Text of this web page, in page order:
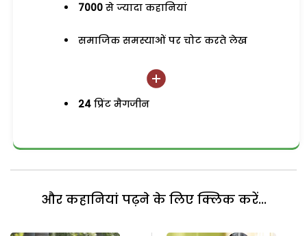
7000 से ज्यादा कहानियां
समाजिक समस्याओं पर चोट करते लेख
24 प्रिंट मैगजीन
और कहानियां पढ़ने के लिए क्लिक करें...